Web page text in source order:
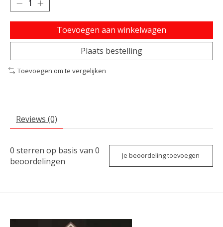
Toevoegen aan winkelwagen
Plaats bestelling
Toevoegen om te vergelijken
Reviews (0)
0 sterren op basis van 0
beoordelingen
Je beoordeling toevoegen